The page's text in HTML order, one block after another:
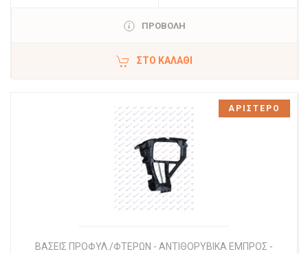
ΠΡΟΒΟΛΗ
ΣΤΟ ΚΑΛΆΘΙ
ΒΑΣΕΙΣ ΠΡΟΦΥΛ./ΦΤΕΡΩΝ - ΑΝΤΙΘΟΡΥΒΙΚΑ ΕΜΠΡΟΣ -
ΑΡΙΣΤΕΡΟ